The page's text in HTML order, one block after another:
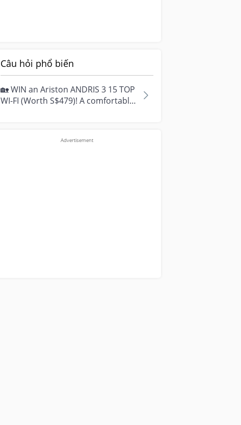
Câu hỏi phổ biến
🏡 WIN an Ariston ANDRIS 3 15 TOP
WI-FI (Worth S$479)! A comfortable